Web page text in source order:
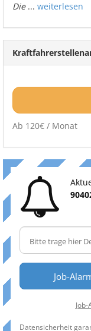
Die... weiterlesen
Ab 120€ / Monat
Job-
Datensicherheit